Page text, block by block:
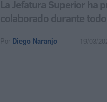
La Jefatura Superior ha
colaborado durante
Por Diego Naranjo 19/03/